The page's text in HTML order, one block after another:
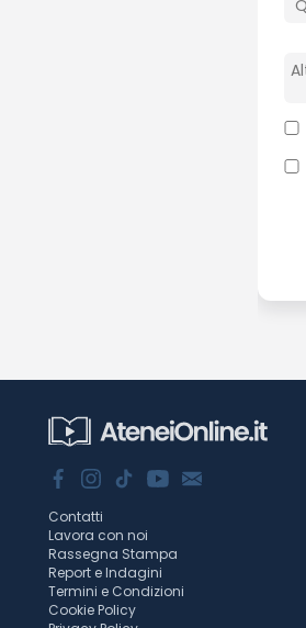
Contatti
Lavora con noi
Rassegna Stampa
Report e Indagini
Termini e Condizioni
Cookie Policy